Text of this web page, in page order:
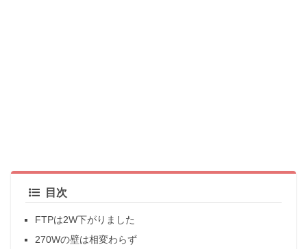
目次
FTPは2W下がりました
270Wの壁は相変わらず